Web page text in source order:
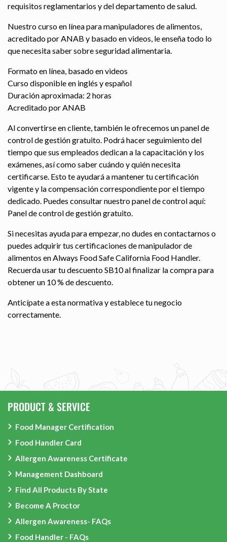
requisitos reglamentarios y del departamento de salud.
Nuestro curso en línea para manipuladores de alimentos,
acreditado por ANAB y basado en videos, le enseña todo lo
que necesita saber sobre seguridad alimentaria.
Formato en línea, basado en videos
Curso disponible en inglés y español
Duración aproximada: 2 horas
Acreditado por ANAB
Al convertirse en cliente, también le ofrecemos un panel de
control de gestión gratuito. Podrá hacer seguimiento del
tiempo que sus empleados dedican a la capacitación y los
exámenes, así como saber cuándo y quién necesita
certificarse. Esto te ayudará a mantener tu certificación
vigente y la compensación correspondiente por el tiempo
dedicado. Puedes consultar nuestro panel de control aquí:
Panel de control de gestión gratuito.
Si necesitas ayuda para empezar, no dudes en contactarnos o
puedes adquirir tus certificaciones de manipulador de
alimentos en Always Food Safe California Food Handler.
Recuerda usar tu descuento SB10 al finalizar la compra para
obtener un 10 % de descuento.
Anticípate a esta normativa y establece tu negocio
correctamente.
PRODUCT & SERVICE
Food Manager Certification
Food Handler Card
Allergen Awareness Certificate
Management Dashboard
Find All Products By State
Become A Proctor
Allergen Awareness- FAQs
Food Handler - FAQs